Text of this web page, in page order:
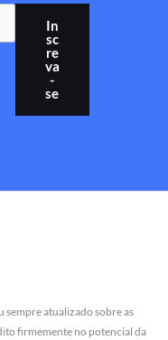
In
sc
re
va
-
se
atualizado sobre as
firmemente no potencial da